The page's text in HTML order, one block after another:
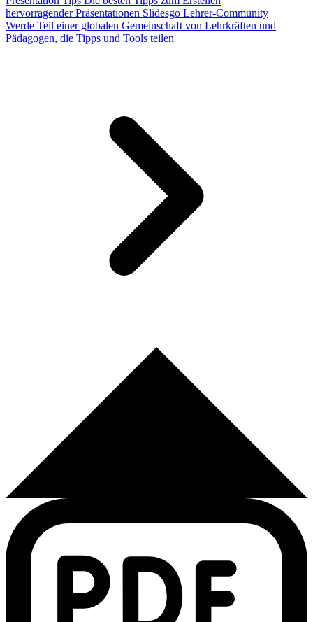
hervorragender Präsentationen Slidesgo Lehrer-Community
Werde Teil einer globalen Gemeinschaft von Lehrkräften und
Pädagogen, die Tipps und Tools teilen